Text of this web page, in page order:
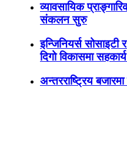
व्यावसायिक
संकलन सुरु
इन्जिनियर्स सोसाइटी
दिगो विकासमा
अन्तरराष्ट्रिय